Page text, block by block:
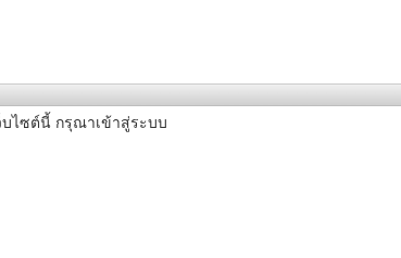
บไซต์นี้ กรุณาเข้าสู่ระบบ